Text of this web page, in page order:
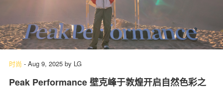
时尚 - Aug 9, 2025 by LG
Peak Performance 壁克峰于敦煌开启自然色彩之